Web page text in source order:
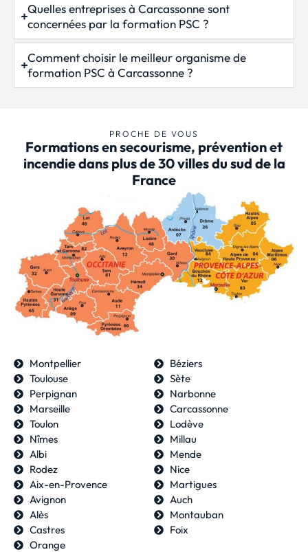
Quelles entreprises à Carcassonne sont
concernées par la formation PSC ?
Comment choisir le meilleur organisme de
formation PSC à Carcassonne ?
PROCHE DE VOUS
Formations en secourisme, prévention et
incendie dans plus de 30 villes du sud de la
France
Montpellier
Toulouse
Perpignan
Marseille
Toulon
Nîmes
Béziers
Sète
Narbonne
Carcassonne
Lodève
Millau
Albi
Rodez
Aix-en-Provence
Avignon
Alès
Castres
Mende
Nice
Martigues
Auch
Montauban
Foix
Orange